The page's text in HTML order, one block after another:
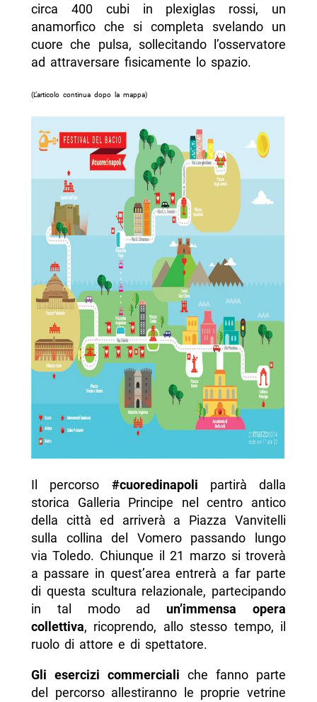
circa 400 cubi in plexiglas rossi, un
anamorfico che si completa svelando un
cuore che pulsa, sollecitando l’osservatore
ad attraversare fisicamente lo spazio.
(L’articolo continua dopo la mappa)
Il percorso #cuoredinapoli partirà dalla
storica Galleria Principe nel centro antico
della città ed arriverà a Piazza Vanvitelli
sulla collina del Vomero passando lungo
via Toledo. Chiunque il 21 marzo si troverà
a passare in quest’area entrerà a far parte
di questa scultura relazionale, partecipando
in tal modo ad
un’immensa opera
collettiva, ricoprendo, allo stesso tempo, il
ruolo di attore e di spettatore.
Gli esercizi commerciali che fanno parte
del percorso allestiranno le proprie vetrine